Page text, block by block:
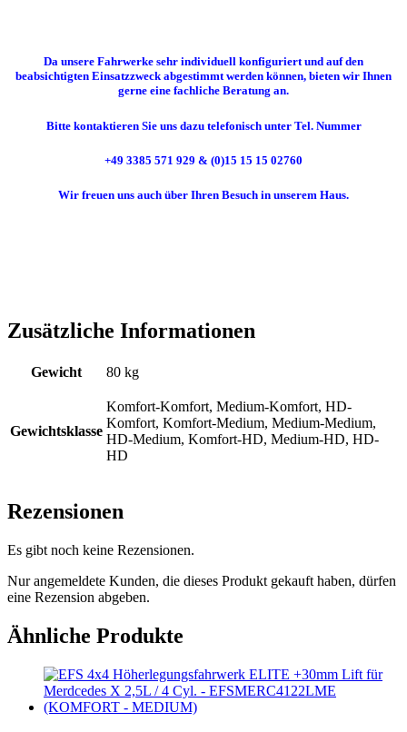
Da unsere Fahrwerke sehr individuell konfiguriert und auf den
beabsichtigten Einsatzzweck abgestimmt werden können, bieten wir Ihnen
gerne eine fachliche Beratung an.
Bitte kontaktieren Sie uns dazu telefonisch unter Tel. Nummer
+49 3385 571 929 & (0)15 15 15 02760
Wir freuen uns auch über Ihren Besuch in unserem Haus.
Zusätzliche Informationen
Gewicht 80 kg
Gewichtsklasse
Komfort-Komfort, Medium-Komfort, HD-
Komfort, Komfort-Medium, Medium-Medium,
HD-Medium, Komfort-HD, Medium-HD, HD-
HD
Rezensionen
Es gibt noch keine Rezensionen.
Nur angemeldete Kunden, die dieses Produkt gekauft haben, dürfen
eine Rezension abgeben.
Ähnliche Produkte